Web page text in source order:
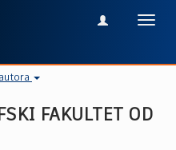
FAKULTET OD